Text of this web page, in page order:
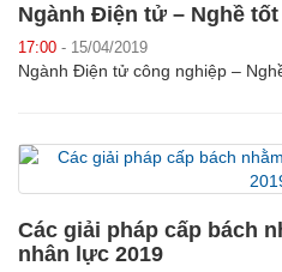
Ngành Điện tử – Nghề
17:00 - 15/04/2019
Ngành Điện tử công nghiệp –
Các giải pháp cấp bách
nhân lực 2019